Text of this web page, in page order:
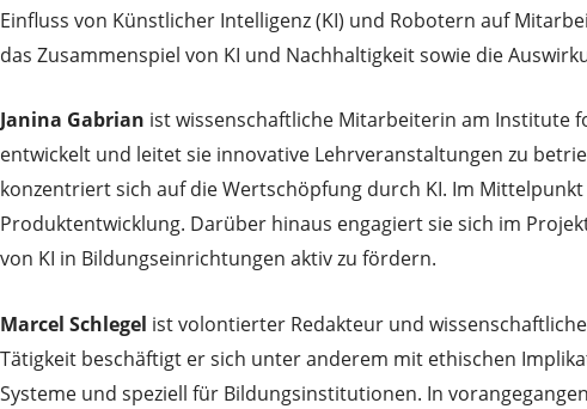
Einfluss von Künstlicher Intelligenz (KI) und Robotern auf
das Zusammenspiel von KI und Nachhaltigkeit sowie die
Janina Gabrian ist wissenschaftliche Mitarbeiterin am Institute
entwickelt und leitet sie innovative Lehrveranstaltungen zu
konzentriert sich auf die Wertschöpfung durch KI. Im
Produktentwicklung. Darüber hinaus engagiert sie sich im
von KI in Bildungseinrichtungen aktiv zu fördern.
Marcel Schlegel ist volontierter Redakteur und
Tätigkeit beschäftigt er sich unter anderem mit ethischen
Systeme und speziell für Bildungsinstitutionen. In